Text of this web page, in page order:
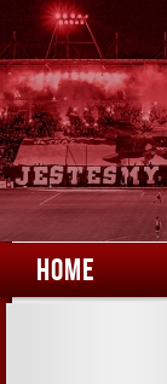
HOME